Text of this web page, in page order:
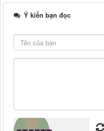
Ý kiến bạn đọc